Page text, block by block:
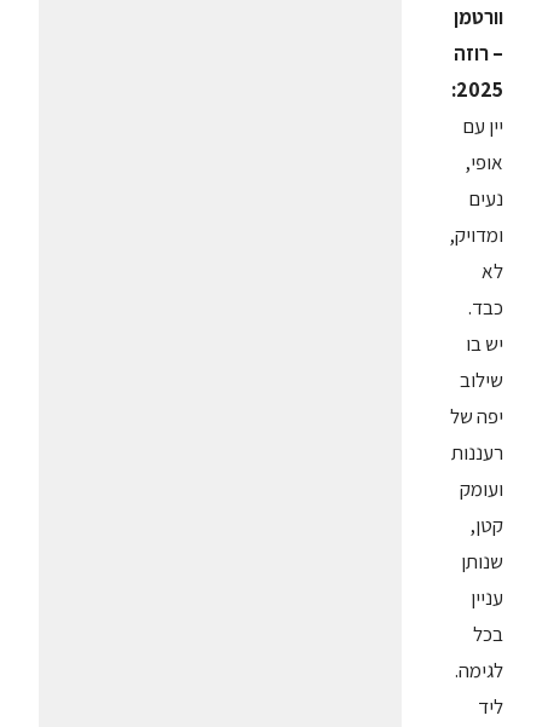
וורטמן
– רוזה
2025:
יין עם
אופי,
נעים
ומדויק,
לא
כבד.
יש בו
שילוב
יפה של
רעננות
ועומק
קטן,
שנותן
עניין
בכל
לגימה.
ליד